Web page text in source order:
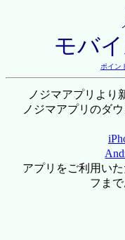
モバ
ポイン
ノジマアプリより
ノジマアプリのダ
アプリをご利用い
フま